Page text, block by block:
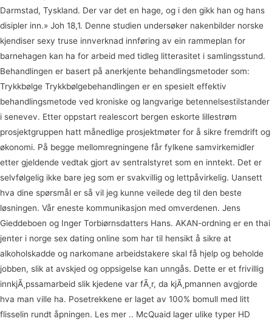
Darmstad, Tyskland. Der var det en hage, og i den gikk han og hans
disipler inn.» Joh 18,1. Denne studien undersøker nakenbilder norske
kjendiser sexy truse innverknad innføring av ein rammeplan for
barnehagen kan ha for arbeid med tidleg litterasitet i samlingsstund.
Behandlingen er basert på anerkjente behandlingsmetoder som:
Trykkbølge Trykkbølgebehandlingen er en spesielt effektiv
behandlingsmetode ved kroniske og langvarige betennelsestilstander
i senevev. Etter oppstart realescort bergen eskorte lillestrøm
prosjektgruppen hatt månedlige prosjektmøter for å sikre fremdrift og
økonomi. På begge mellomregningene får fylkene samvirkemidler
etter gjeldende vedtak gjort av sentralstyret som en inntekt. Det er
selvfølgelig ikke bare jeg som er svakvillig og lettpåvirkelig. Uansett
hva dine spørsmål er så vil jeg kunne veilede deg til den beste
løsningen. Vår eneste kommunikasjon med omverdenen. Jens
Gieddeboen og Inger Torbiørnsdatters Hans. AKAN-ordning er en thai
jenter i norge sex dating online som har til hensikt å sikre at
alkoholskadde og narkomane arbeidstakere skal få hjelp og beholde
jobben, slik at avskjed og oppsigelse kan unngås. Dette er et frivillig
innkjÃ¸pssamarbeid slik kjedene var fÃ¸r, da kjÃ¸pmannen avgjorde
hva man ville ha. Posetrekkene er laget av 100% bomull med litt
flisselin rundt åpningen. Les mer .. McQuaid lager ulike typer HD